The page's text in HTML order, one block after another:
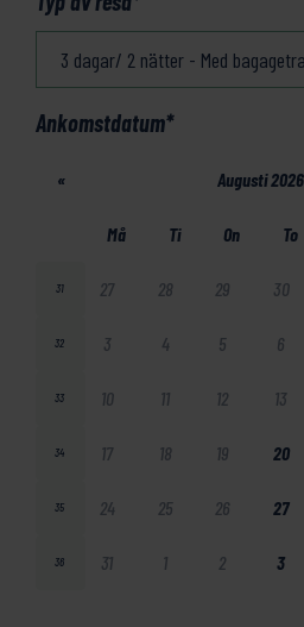
Ankomstdatum*
« Augusti 2026
Må Ti On To
31 27 28 29 30
32 3 4 5 6
33 10 11 12 13
34 17 18 19 20
35 24 25 26 27
36 31 1 2 3